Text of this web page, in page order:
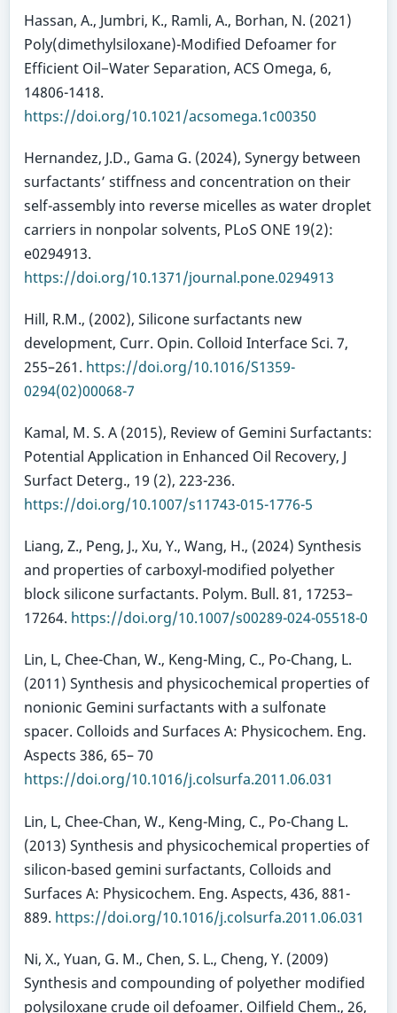
Hassan, A., Jumbri, K., Ramli, A., Borhan, N. (2021)
Poly(dimethylsiloxane)-Modified Defoamer for
Efficient Oil−Water Separation, ACS Omega, 6,
14806-1418.
https://doi.org/10.1021/acsomega.1c00350
Hernandez, J.D., Gama G. (2024), Synergy between
surfactants’ stiffness and concentration on their
self-assembly into reverse micelles as water droplet
carriers in nonpolar solvents, PLoS ONE 19(2):
e0294913.
https://doi.org/10.1371/journal.pone.0294913
Hill, R.M., (2002), Silicone surfactants new
development, Curr. Opin. Colloid Interface Sci. 7,
255–261. https://doi.org/10.1016/S1359-
0294(02)00068-7
Kamal, M. S. A (2015), Review of Gemini Surfactants:
Potential Application in Enhanced Oil Recovery, J
Surfact Deterg., 19 (2), 223-236.
https://doi.org/10.1007/s11743-015-1776-5
Liang, Z., Peng, J., Xu, Y., Wang, H., (2024) Synthesis
and properties of carboxyl-modified polyether
block silicone surfactants. Polym. Bull. 81, 17253–
17264. https://doi.org/10.1007/s00289-024-05518-0
Lin, L, Chee-Chan, W., Keng-Ming, C., Po-Chang, L.
(2011) Synthesis and physicochemical properties of
nonionic Gemini surfactants with a sulfonate
spacer. Colloids and Surfaces A: Physicochem. Eng.
Aspects 386, 65– 70
https://doi.org/10.1016/j.colsurfa.2011.06.031
Lin, L, Chee-Chan, W., Keng-Ming, C., Po-Chang L.
(2013) Synthesis and physicochemical properties of
silicon-based gemini surfactants, Colloids and
Surfaces A: Physicochem. Eng. Aspects, 436, 881-
889. https://doi.org/10.1016/j.colsurfa.2011.06.031
Ni, X., Yuan, G. M., Chen, S. L., Cheng, Y. (2009)
Synthesis and compounding of polyether modified
polysiloxane crude oil defoamer. Oilfield Chem., 26,